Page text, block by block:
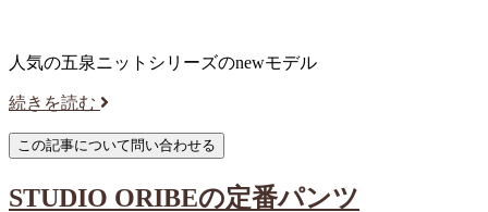
人気の五泉ニットシリーズのnewモデル
続きを読む
STUDIO ORIBEの定番パンツ